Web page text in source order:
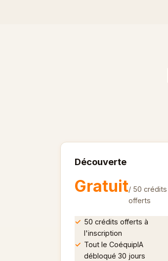
Découverte
Gratuit/ 50 crédits
offerts
50 crédits offerts à
l'inscription
Tout le CoéquipIA
débloqué 30 jours